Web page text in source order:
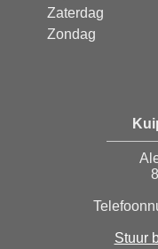
Zaterdag
Zondag
Stuur